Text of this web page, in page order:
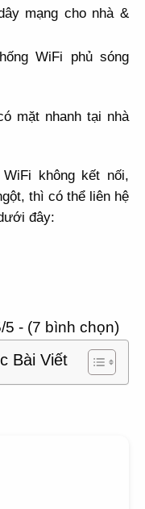
mạng cho nhà &
WiFi phủ sóng
mặt nhanh tại nhà
không kết nối,
thì có thể liên hệ
đây:
5 - (7 bình chọn)
Bài Viết